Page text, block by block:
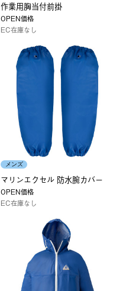
作業用胸当付前掛
OPEN価格
EC在庫なし
メンズ
マリンエクセル 防水腕カバー
OPEN価格
EC在庫なし